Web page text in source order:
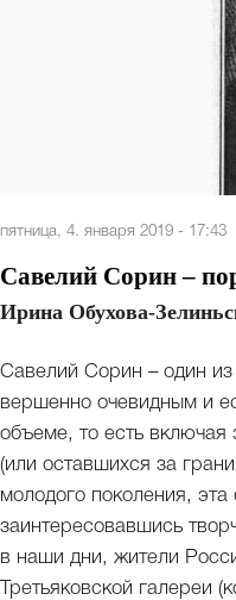
пятница, 4. января 2019 - 17:43
Савелий Сорин –
Ирина Обухова-
Савелий Сорин – один
вершенно очевидным и
объеме, то есть
(или оставшихся за
молодого поколения,
заинтересовавшись
в наши дни, жители
Третьяковской галереи